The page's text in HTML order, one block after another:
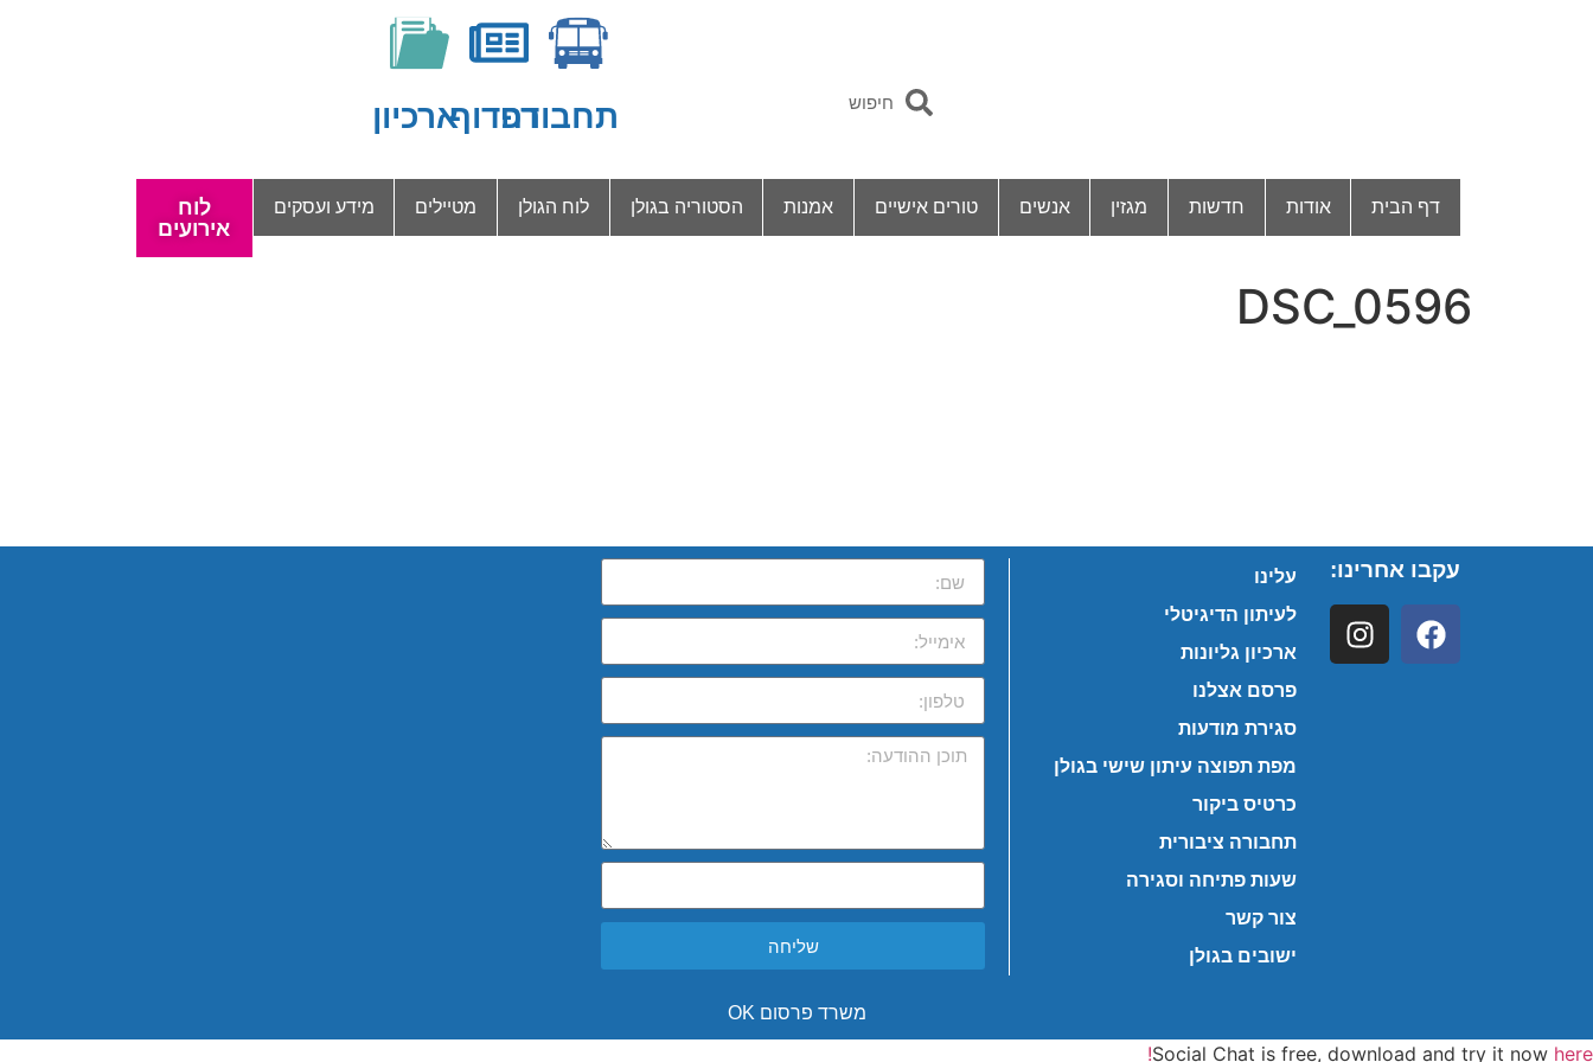
תחבורהדפדוףארכיון
דף הבית אודות חדשות מגזין אנשים טורים אישיים אמנות הסטוריה בגולן לוח הגולן מטיילים מידע ועסקים
לוח
אירועים
DSC_0596
עקבו אחרינו:
עלינו
לעיתון הדיגיטלי
ארכיון גליונות
פרסם אצלנו
סגירת מודעות
מפת תפוצה עיתון שישי בגולן
כרטיס ביקור
תחבורה ציבורית
שעות פתיחה וסגירה
צור קשר
ישובים בגולן
שליחה
משרד פרסום OK
Social Chat is free, download and try it now here!